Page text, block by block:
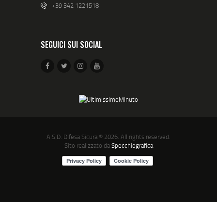
+39 342 1221518
SEGUICI SUI SOCIAL
A.S.D. Difesa Sicura © 2026. All rights reserved.
Sito realizzato daSpecchiografica